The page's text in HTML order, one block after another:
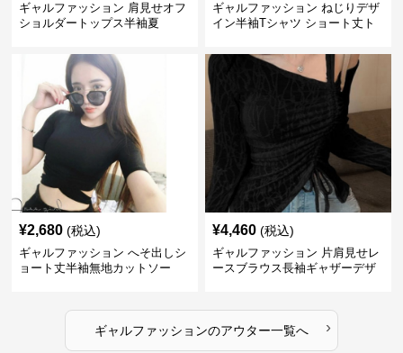
ギャルファッション 肩見せオフ
ショルダートップス半袖夏
ギャルファッション ねじりデザ
イン半袖Tシャツ ショート丈ト
¥2,680 (税込)
ギャルファッション へそ出しシ
ョート丈半袖無地カットソー
¥4,460 (税込)
ギャルファッション 片肩見せレ
ースブラウス長袖ギャザーデザ
ギャルファッションのアウター一覧へ ›